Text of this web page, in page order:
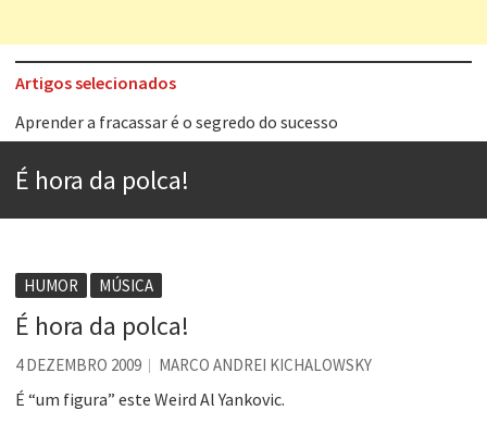
Artigos selecionados
Aprender a fracassar é o segredo do sucesso
Contardo Calligaris prega o “direito à tristeza”
Esse tal de Rock Gaúcho
Voto obrigatório é correto?
Se queres salvar o mundo, o veganismo não é a resposta
Tem que filmar isso daí
A construção da urbanidade
É hora da polca!
HUMOR MÚSICA
É hora da polca!
4 DEZEMBRO 2009 MARCO ANDREI KICHALOWSKY
É “um figura” este Weird Al Yankovic.